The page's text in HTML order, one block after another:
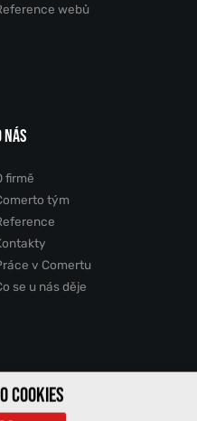
webů
NÁS
firmě
tým
v Comertu
se u nás děje
COOKIES